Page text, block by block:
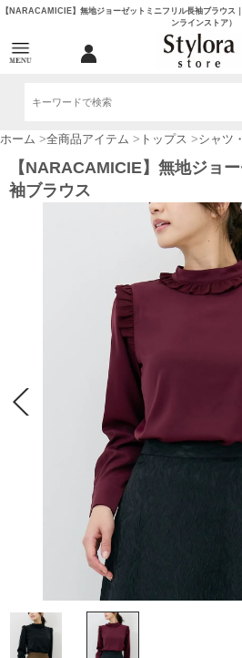
【NARACAMICIE】無地ジョーゼットミニフリル長袖ブラウス
ンラインストア）
ホーム >全商品アイテム > トップス >シャツ
【NARACAMICIE】無地ジョ
袖ブラウス